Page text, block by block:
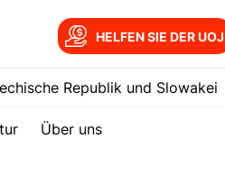
HELFEN SIE DER UOJ
Republik und Slowakei
Über uns